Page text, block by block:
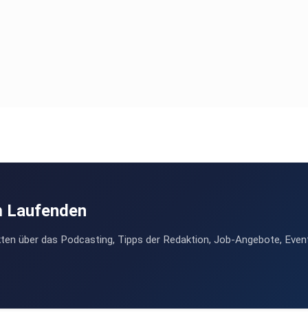
Laufenden
über das Podcasting, Tipps der Redaktion, Job-Angebote,